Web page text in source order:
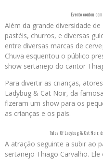
Evento contou
Além da grande diversidade
pastéis, churros, e diversas
entre diversas marcas de
Chuva esquentou o público
show sertanejo do cantor
Para divertir as crianças,
Ladybug & Cat Noir, da
fizeram um show para os
as crianças e os pais.
Tales Of Ladybug & Cat Noir,
A atração seguinte a subir ao
sertanejo Thiago Carvalho.